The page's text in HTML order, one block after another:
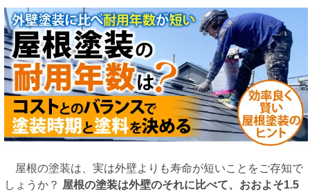
屋根の塗装は、実は外壁よりも寿命が短いことをご存知で
しょうか？ 屋根の塗装は外壁のそれに比べて、おおよそ1.5